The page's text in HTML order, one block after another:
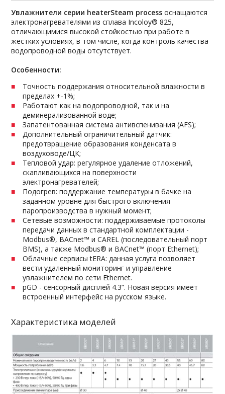
Увлажнители серии heaterSteam process оснащаются
электронагревателями из сплава Incoloy® 825,
отличающимися высокой стойкостью при работе в
жестких условиях, в том числе, когда контроль качества
водопроводной воды отсутствует.
Особенности:
Точность поддержания относительной влажности в
пределах +-1%;
Работают как на водопроводной, так и на
деминерализованной воде;
Запатентованная система антивспенивания (AFS);
Дополнительный ограничительный датчик:
предотвращение образования конденсата в
воздуховоде/ЦК;
Тепловой удар: регулярное удаление отложений,
скапливающихся на поверхности
электронагревателей;
Подогрев: поддержание температуры в бачке на
заданном уровне для быстрого включения
паропроизводства в нужный момент;
Сетевые возможности: поддерживаемые протоколы
передачи данных в стандартной комплектации -
Modbus®, BACnet™ и CAREL (последовательный порт
BMS), а также Modbus® и BACnet™ (порт Ethernet);
Облачные сервисы tERA: данная услуга позволяет
вести удаленный мониторинг и управление
увлажнителем по сети Ethernet.
pGD - сенсорный дисплей 4.3”. Новая версия имеет
встроенный интерфейс на русском языке.
Характеристика моделей